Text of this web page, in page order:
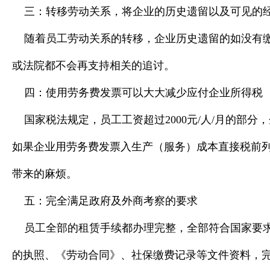
三：转移劳动关系，将企业的历史遗留以及可见的
随着员工劳动关系的转移，企业历史遗留的如没有
或法院都不会再支持相关的追讨。
四：使用劳务费发票可以大大减少应付企业所得税
国家税法规定，员工工资超过2000元/人/月的部分
如果企业用劳务费发票入生产（服务）成本直接税前
带来的麻烦。
五：完全满足政府及外商考察的要求
员工全部的租赁手续都办理完整，全部符合国家
的执照、《劳动合同》、社保缴费记录等文件资料，